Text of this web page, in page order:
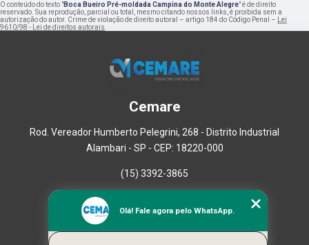
O conteúdo do texto "Boca Bueiro Pré-moldada Campina do Monte Alegre" é de direito
reservado. Sua reprodução, parcial ou total, mesmo citando nossos links, é proibida sem a
autorização do autor. Crime de violação de direito autoral – artigo 184 do Código Penal – Lei
9610/98 - Lei de direitos autorais.
Cemare
Rod. Vereador Humberto Pelegrini, 268 - Distrito Industrial
Alambari - SP - CEP: 18220-000
(15) 3392-3865
Empresa
Missão
Olá! Fale agora pelo WhatsApp.